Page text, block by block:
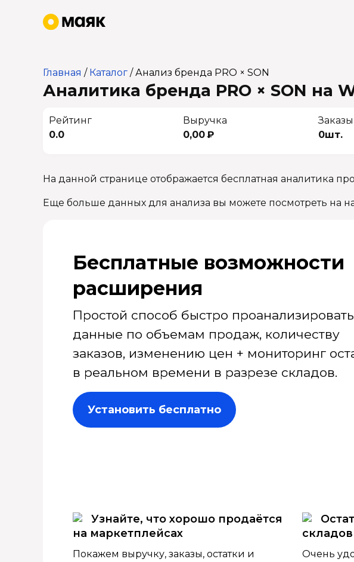
Главная / Каталог /Анализ бренда PRO × SON
Аналитика бренда PRO × SON на
Рейтинг
0.0
Выручка
0,00 ₽
Заказы
0шт.
На данной странице отображается бесплатная аналитика
Еще больше данных для анализа вы можете посмотреть на
Бесплатные возмож­ности
расширения
Простой способ быстро проанализировать
данные по объемам продаж, количеству
заказов, изменению цен + мониторинг
в реальном времени в разрезе складов.
Установить бесплатно
Узнайте, что хорошо продаётся
на маркетплейсах
Покажем выручку, заказы, остатки и
Очень